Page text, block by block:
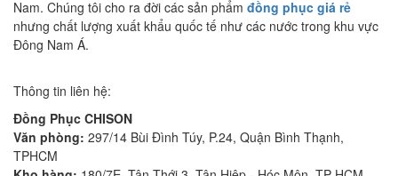
Nam. Chúng tôi cho ra đời các sản phẩm đồng phục giá rẻ
nhưng chất lượng xuất khẩu quốc tế như các nước trong khu vực
Đông Nam Á.
Thông tin liên hệ:
Đồng Phục CHISON
Văn phòng: 297/14 Bùi Đình Túy, P.24, Quận Bình Thạnh,
TPHCM